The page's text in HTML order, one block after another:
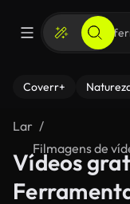
Coverr+
Lar
Filmagens de
Vídeos